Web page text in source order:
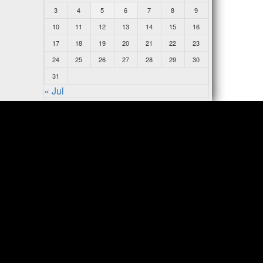
3
4 5 6 7 8
9
10
11 12 13 14 15
16
17
18 19 20 21 22
23
24
25 26 27 28 29
30
31
« Jul